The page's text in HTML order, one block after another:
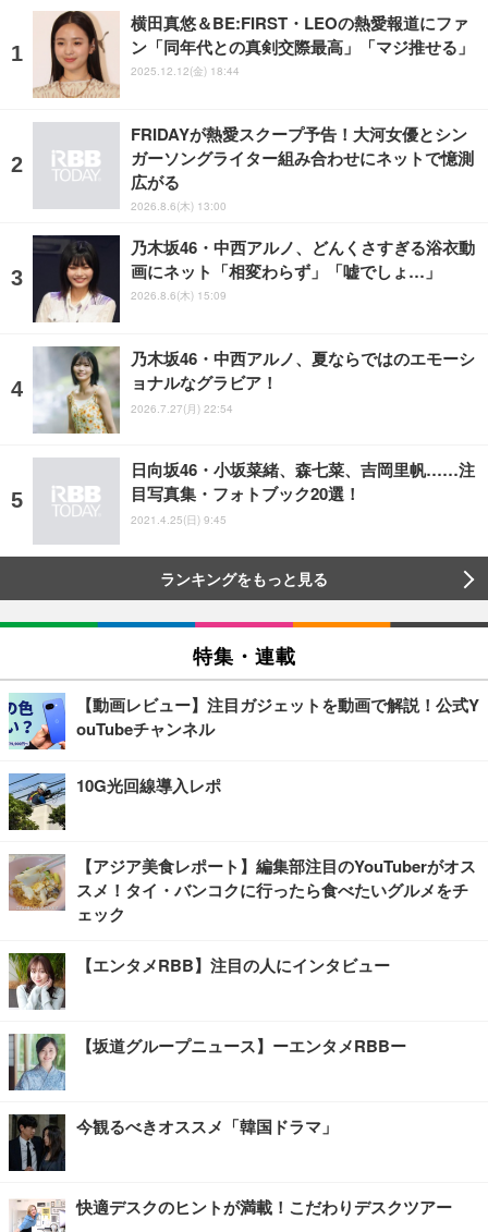
横田真悠＆BE:FIRST・LEOの熱愛報道にファ
ン「同年代との真剣交際最高」「マジ推せる」
2025.12.12(金) 18:44
FRIDAYが熱愛スクープ予告！大河女優とシン
ガーソングライター組み合わせにネットで憶測
広がる
2026.8.6(木) 13:00
乃木坂46・中西アルノ、どんくさすぎる浴衣動
画にネット「相変わらず」「嘘でしょ…」
2026.8.6(木) 15:09
乃木坂46・中西アルノ、夏ならではのエモーシ
ョナルなグラビア！
2026.7.27(月) 22:54
日向坂46・小坂菜緒、森七菜、吉岡里帆……注
目写真集・フォトブック20選！
2021.4.25(日) 9:45
ランキングをもっと見る
特集・連載
【動画レビュー】注目ガジェットを動画で解説！公式Y
ouTubeチャンネル
10G光回線導入レポ
【アジア美食レポート】編集部注目のYouTuberがオス
スメ！タイ・バンコクに行ったら食べたいグルメをチ
ェック
【エンタメRBB】注目の人にインタビュー
【坂道グループニュース】ーエンタメRBBー
今観るべきオススメ「韓国ドラマ」
快適デスクのヒントが満載！こだわりデスクツアー